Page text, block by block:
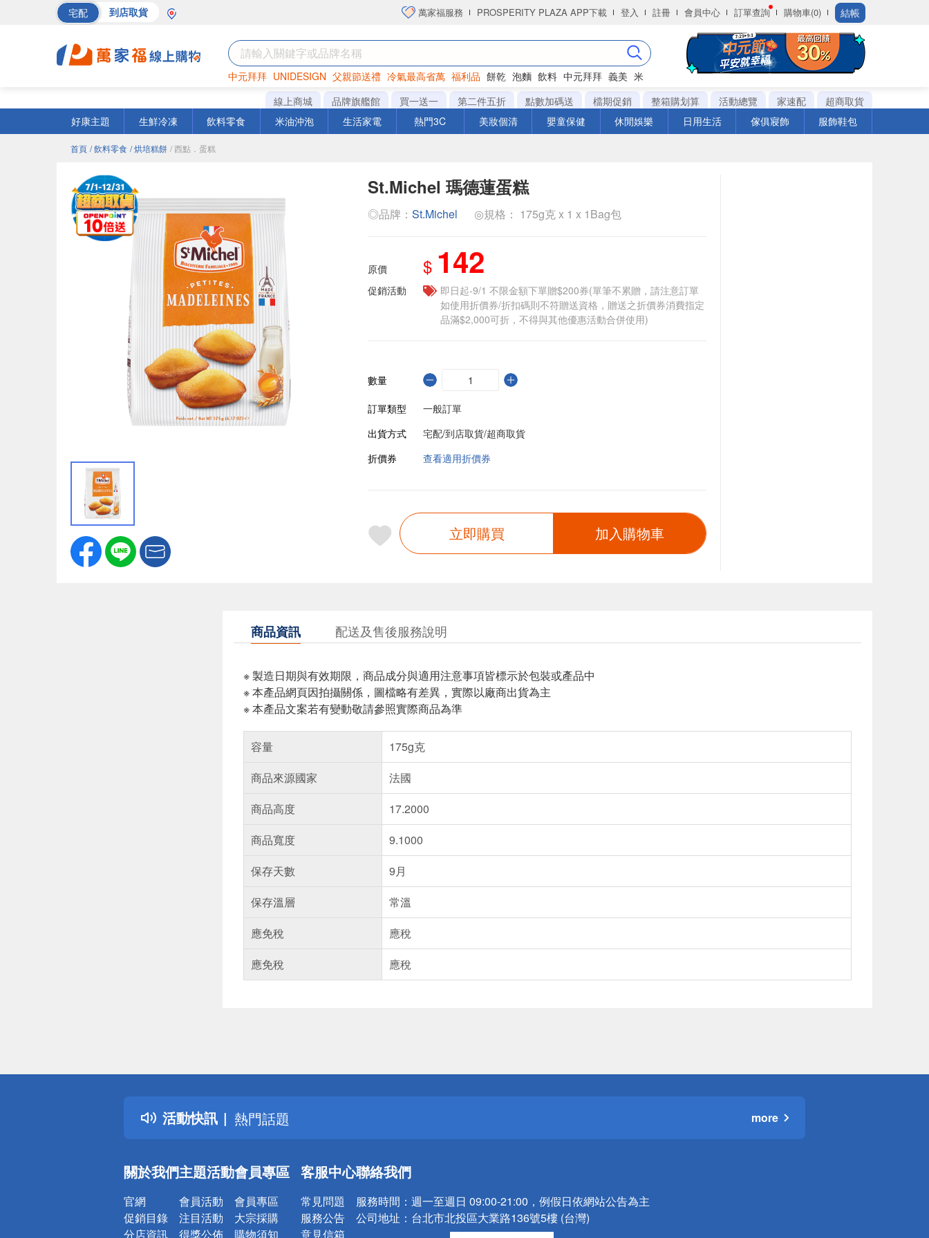
宅配 到店取貨 萬家福服務 PROSPERITY PLAZA APP下載 登入 註冊 會員中心 訂單查詢 購物車(0) 結帳
中元拜拜 UNIDESIGN 父親節送禮 冷氣最高省萬 福利品 餅乾 泡麵 飲料 中元拜拜 義美 米
巧克力 罐頭 衛生紙
線上商城 品牌旗艦館 買一送一 第二件五折 點數加碼送 檔期促銷 整箱購划算 活動總覽 家速配
超商取貨
好康主題
生鮮冷凍 飲料零食 米油沖泡 生活家電 熱門3C 美妝個清 嬰童保健 休閒娛樂 日用生活 傢俱寢飾 服飾鞋包
首頁 / 飲料零食 / 烘培糕餅 / 西點．蛋糕
St.Michel 瑪德蓮蛋糕
◎品牌： St.Michel ◎規格： 175g克 x 1 x 1Bag包
原價 $ 142
促銷活動
即日起-9/1 不限金額下單贈$200券(單筆不累贈，請注意訂單
如使用折價券/折扣碼則不符贈送資格，贈送之折價券消費指定
品滿$2,000可折，不得與其他優惠活動合併使用)
數量
訂單類型
一般訂單
出貨方式
宅配/到店取貨/超商取貨
折價券
查看適用折價券
立即購買 加入購物車
商品資訊 配送及售後服務說明
※ 製造日期與有效期限，商品成分與適用注意事項皆標示於包裝或產品中
※ 本產品網頁因拍攝關係，圖檔略有差異，實際以廠商出貨為主
※ 本產品文案若有變動敬請參照實際商品為準
容量
175g克
商品來源國家
法國
商品高度
17.2000
商品寬度
9.1000
保存天數
9月
保存溫層
常溫
應免稅
應稅
應免稅
應稅
活動快訊
詐騙網頁！請小心！
得獎公告
熱門話題
銀行優惠
詐騙網頁！請小心！
more
關於我們
官網
促銷目錄
分店資訊
主題活動
會員活動
注目活動
得獎公佈
會員專區
會員專區
大宗採購
購物須知
客服中心
常見問題
服務公告
意見信箱
聯絡我們
服務時間： 週一至週日 09:00-21:00，例假日依網站公告為主
公司地址： 台北市北投區大業路136號5樓 (台灣)